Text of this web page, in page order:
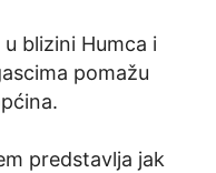
blizini Humca i
pomažu
predstavlja jak